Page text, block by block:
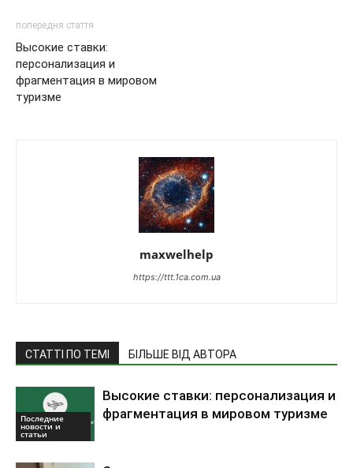
попередня стаття
Высокие ставки:
персонализация и
фрагментация в мировом
туризме
maxwelhelp
https://ttt.1ca.com.ua
СТАТТІ ПО ТЕМІ БІЛЬШЕ ВІД АВТОРА
Последние
новости и
статьи
Высокие ставки: персонализация и
фрагментация в мировом туризме